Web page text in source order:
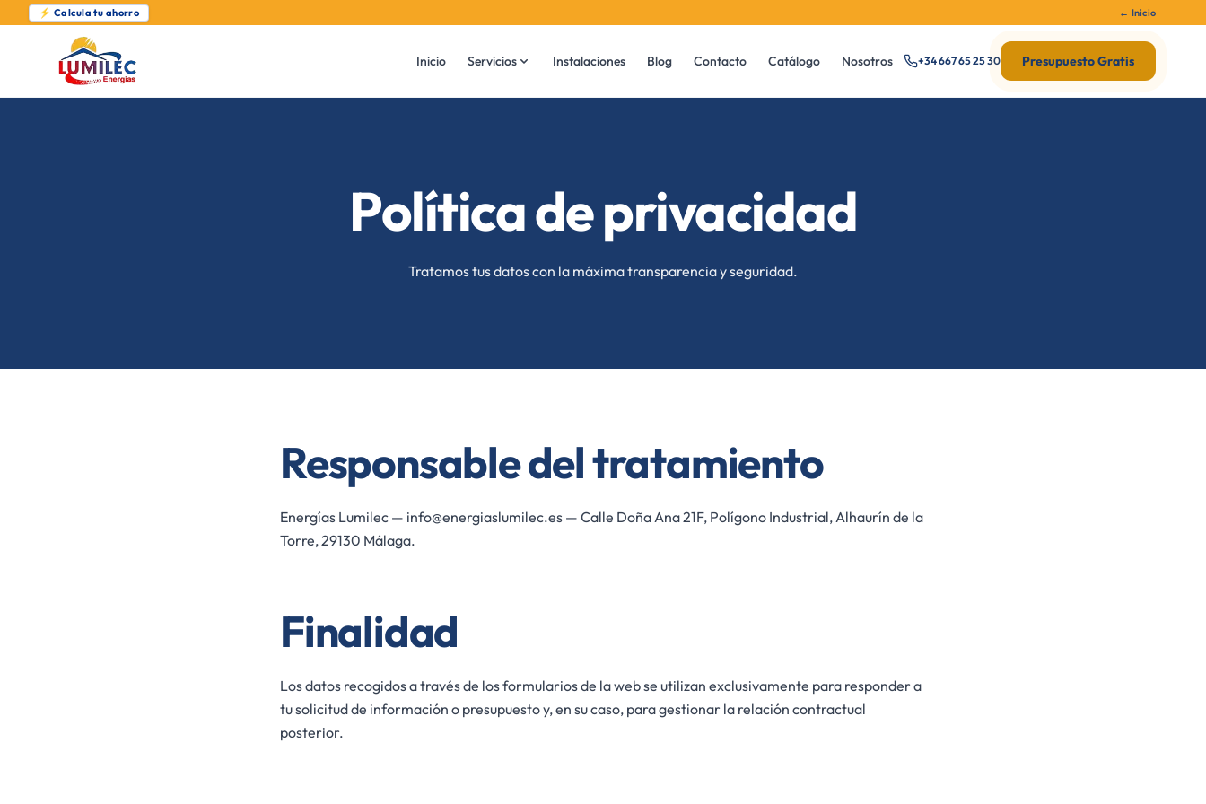
⚡ Calcula tu ahorro ← Inicio
Inicio Servicios Instalaciones Blog Contacto Catálogo Nosotros +34 667 65 25 30 Presupuesto Gratis
Política de privacidad
Tratamos tus datos con la máxima transparencia y seguridad.
Responsable del tratamiento
Energías Lumilec — info@energiaslumilec.es — Calle Doña Ana 21F, Polígono Industrial, Alhaurín de la
Torre, 29130 Málaga.
Finalidad
Los datos recogidos a través de los formularios de la web se utilizan exclusivamente para responder a
tu solicitud de información o presupuesto y, en su caso, para gestionar la relación contractual
posterior.